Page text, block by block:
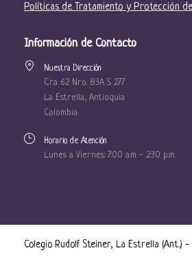
Políticas de Tratamiento y Protección
Información de Contacto
Nuestra Dirección
Cra 62 Nro. 83A S 277
La Estrella, Antioquia
Colombia
Horario de Atención
Lunes a Viernes: 7:00 a.m - 2:30 p.m
Colegio Rudolf Steiner, La Estrella (Ant.) -